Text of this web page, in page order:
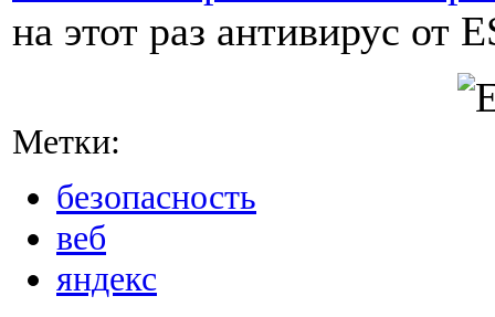
на этот раз антивирус от
Метки:
безопасность
веб
яндекс